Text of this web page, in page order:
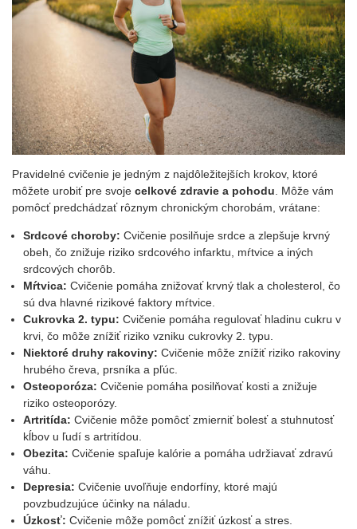
Pravidelné cvičenie je jedným z najdôležitejších krokov, ktoré
môžete urobiť pre svoje celkové zdravie a pohodu . Môže vám
pomôcť predchádzať rôznym chronickým chorobám, vrátane:
Srdcové choroby: Cvičenie posilňuje srdce a zlepšuje krvný
obeh, čo znižuje riziko srdcového infarktu, mŕtvice a iných
srdcových chorôb.
Mŕtvica: Cvičenie pomáha znižovať krvný tlak a cholesterol, čo
sú dva hlavné rizikové faktory mŕtvice.
Cukrovka 2. typu: Cvičenie pomáha regulovať hladinu cukru v
krvi, čo môže znížiť riziko vzniku cukrovky 2. typu.
Niektoré druhy rakoviny: Cvičenie môže znížiť riziko rakoviny
hrubého čreva, prsníka a pľúc.
Osteoporóza: Cvičenie pomáha posilňovať kosti a znižuje
riziko osteoporózy.
Artritída: Cvičenie môže pomôcť zmierniť bolesť a stuhnutosť
kĺbov u ľudí s artritídou.
Obezita: Cvičenie spaľuje kalórie a pomáha udržiavať zdravú
váhu.
Depresia: Cvičenie uvoľňuje endorfíny, ktoré majú
povzbudzujúce účinky na náladu.
Úzkosť: Cvičenie môže pomôcť znížiť úzkosť a stres.